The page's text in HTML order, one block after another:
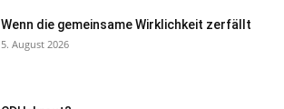
Wenn die gemeinsame Wirklichkeit zerfällt
5. August 2026